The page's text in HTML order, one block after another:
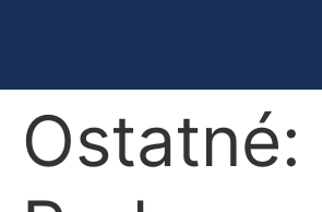
Ostatné: